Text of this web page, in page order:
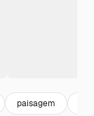
paisagem